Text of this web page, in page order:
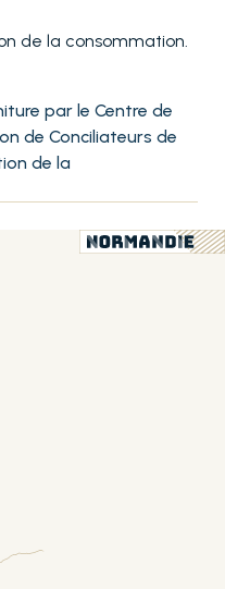
de la consommation.
par le Centre de
de Conciliateurs de
de la